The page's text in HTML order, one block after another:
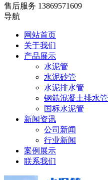
售后服务 13869571609
导航
网站首页
关于我们
产品展示
水泥管
水泥砂管
水泥排水管
钢筋混凝土排水管
国标水泥管
新闻资讯
公司新闻
行业新闻
案例展示
联系我们